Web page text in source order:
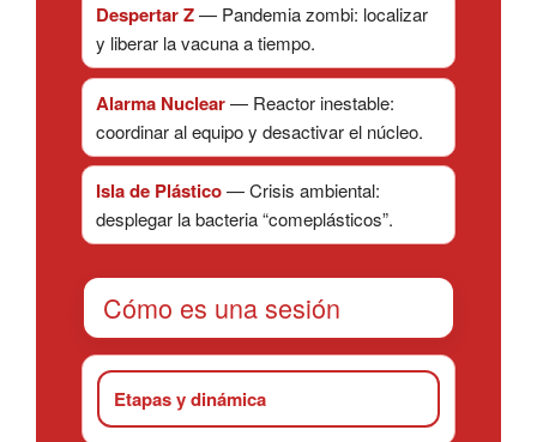
Despertar Z— Pandemia zombi: localizar
y liberar la vacuna a tiempo.
Alarma Nuclear— Reactor inestable:
coordinar al equipo y desactivar el núcleo.
Isla de Plástico— Crisis ambiental:
desplegar la bacteria “comeplásticos”.
Cómo es una sesión
Etapas y dinámica